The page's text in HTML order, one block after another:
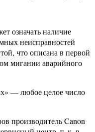
означать наличие
неисправностей
что описана в первой
мигании аварийного
— любое целое число
производитель Canon